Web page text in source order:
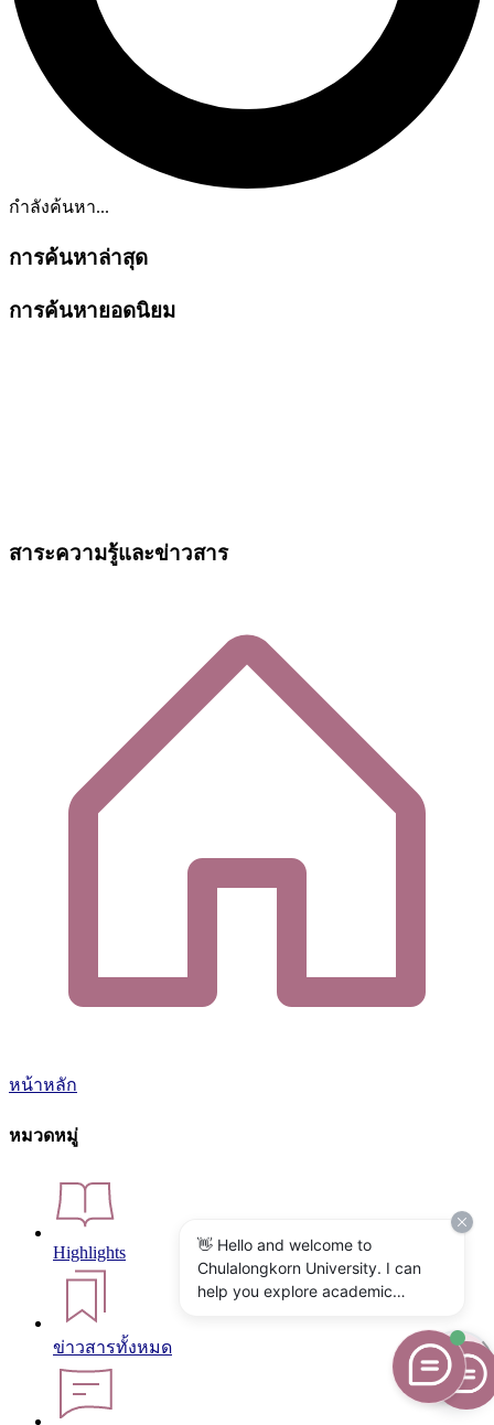
กำลังค้นหา...
การค้นหาล่าสุด
การค้นหายอดนิยม
สาระความรู้และข่าวสาร
หน้าหลัก
หมวดหมู่
Highlights
ข่าวสารทั้งหมด
👋 Hello and welcome to
Chulalongkorn University. I can
help you explore academic